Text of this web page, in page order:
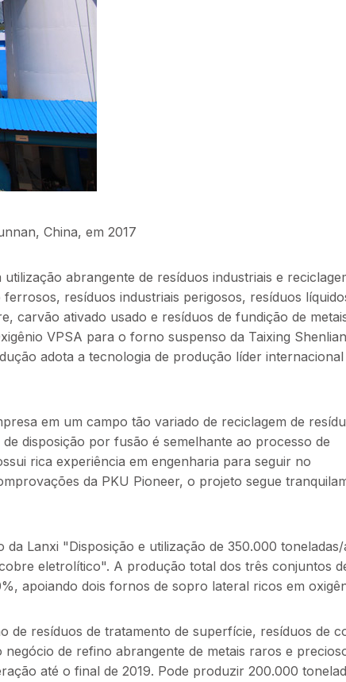
China, em 2017
abrangente de resíduos industriais e
resíduos industriais perigosos, resíduos
carvão ativado usado e resíduos de fundição de
VPSA para o forno suspenso da Taixing Shenlian
adota a tecnologia de produção líder internacional
em um campo tão variado de reciclagem de
disposição por fusão é semelhante ao processo de
rica experiência em engenharia para seguir no
da PKU Pioneer, o projeto segue
Lanxi "Disposição e utilização de 350.000
eletrolítico". A produção total dos três conjuntos
apoiando dois fornos de sopro lateral ricos em
de resíduos de tratamento de superfície, resíduos de
de refino abrangente de metais raros e
até o final de 2019. Pode produzir 200.000